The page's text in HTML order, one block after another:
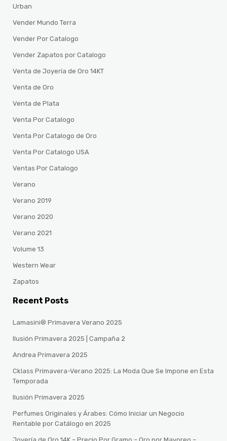
Urban
Vender Mundo Terra
Vender Por Catalogo
Vender Zapatos por Catalogo
Venta de Joyería de Oro 14KT
Venta de Oro
Venta de Plata
Venta Por Catalogo
Venta Por Catalogo de Oro
Venta Por Catalogo USA
Ventas Por Catalogo
Verano
Verano 2019
Verano 2020
Verano 2021
Volume 13
Western Wear
Zapatos
Recent Posts
Lamasini® Primavera Verano 2025
Ilusión Primavera 2025 | Campaña 2
Andrea Primavera 2025
Cklass Primavera-Verano 2025: La Moda Que Se Impone en Esta
Temporada
Ilusión Primavera 2025
Perfumes Originales y Árabes: Cómo Iniciar un Negocio
Rentable por Catálogo en 2025